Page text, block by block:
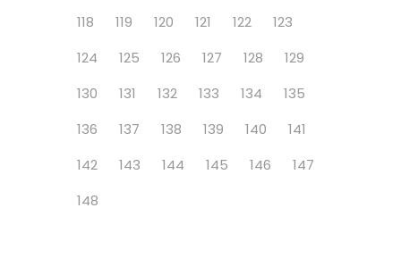
118
119 120 121 122
123
124
125 126 127 128
129
130
131 132 133 134
135
136
137 138 139 140
141
142
143 144 145 146
147
148